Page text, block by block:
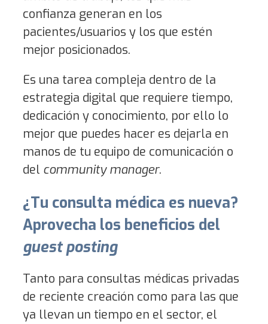
confianza generan en los
pacientes/usuarios y los que estén
mejor posicionados.
Es una tarea compleja dentro de la
estrategia digital que requiere tiempo,
dedicación y conocimiento, por ello lo
mejor que puedes hacer es dejarla en
manos de tu equipo de comunicación o
del community manager.
¿Tu consulta médica es nueva?
Aprovecha los beneficios del
guest posting
Tanto para consultas médicas privadas
de reciente creación como para las que
ya llevan un tiempo en el sector, el